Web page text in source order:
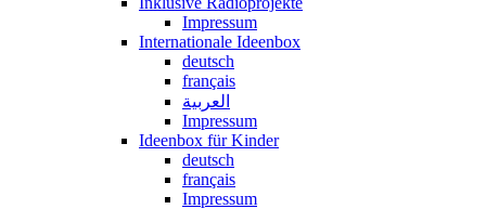
Impressum
Internationale Ideenbox
deutsch
français
العربية
Impressum
Ideenbox für Kinder
deutsch
français
Impressum